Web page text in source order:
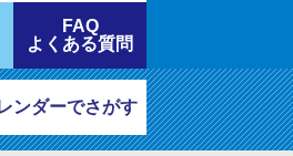
FAQ
よくある質問
ンダーでさがす